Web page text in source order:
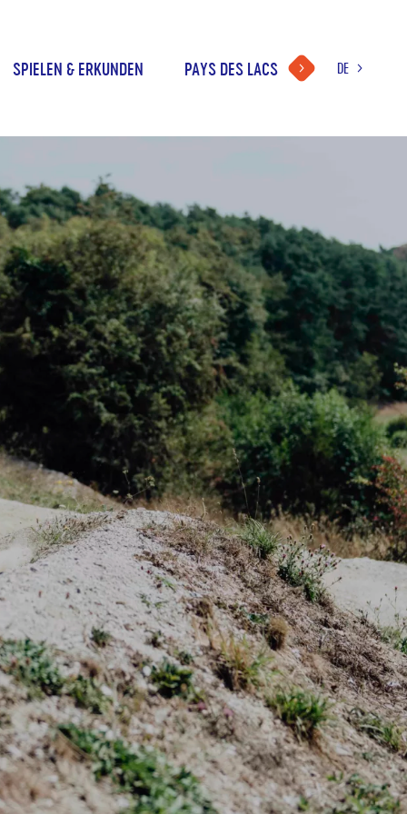
SPIELEN & ERKUNDEN PAYS DES LACS
WAHL
SPRACHE
DE
NL